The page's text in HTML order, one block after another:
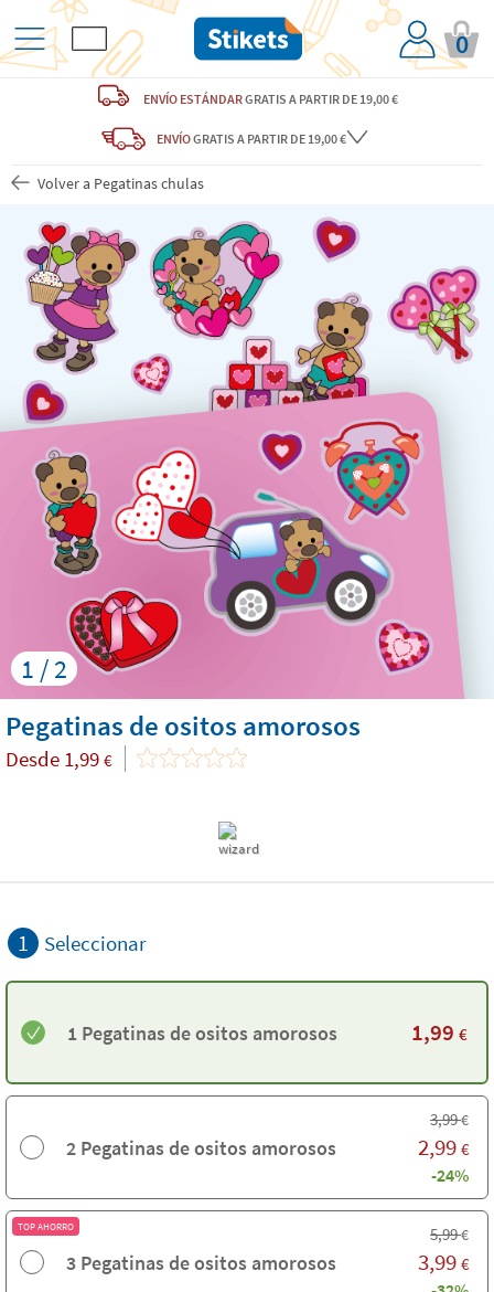
0
ENVÍO ESTÁNDARGRATIS A PARTIR DE 19,00 €
ENVÍOGRATIS A PARTIR DE 19,00 €
Volver a Pegatinas chulas
1 / 2
Pegatinas de ositos amorosos
Desde 1,99 €
1 Seleccionar
1 Pegatinas de ositos amorosos 1,99 €
2 Pegatinas de ositos amorosos
3,99€
2,99 €
-24%
TOP AHORRO
3 Pegatinas de ositos amorosos
5,99€
3,99 €